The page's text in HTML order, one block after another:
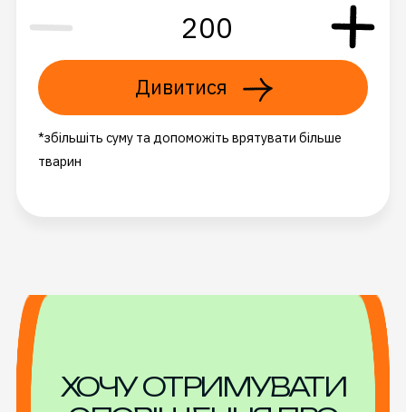
Дивитися
*збільшіть суму та допоможіть врятувати більше
тварин
ХОЧУ ОТРИМУВАТИ